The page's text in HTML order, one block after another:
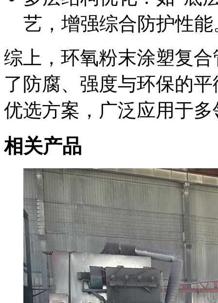
艺，增强综合防护性能
综上，环氧粉末涂塑复
了防腐、强度与环保的
优选方案，广泛应用于
相关产品